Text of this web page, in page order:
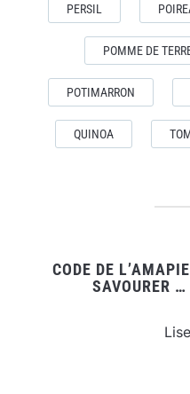
PERSIL
POMME DE
POTIMARRON
QUINOA
CODE DE
SAVOURER